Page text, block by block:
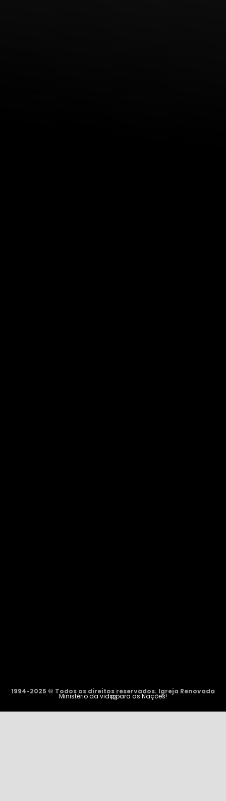
1994-2025 © Todos os direitos reservados. Igreja Renovada
12
Ministério da vida para as Nações!